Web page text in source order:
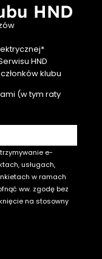
HND
HND
klubu
(w tym raty
e-
usługach,
w ramach
ww. zgodę bez
na stosowny